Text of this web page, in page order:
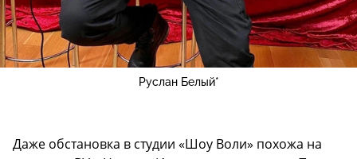
Руслан Белый*
Даже обстановка в студии «Шоу Воли» похожа на